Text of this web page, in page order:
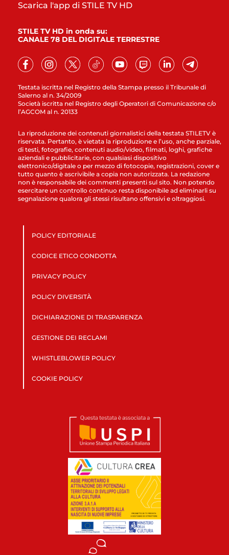
Testata iscritta nel Registro della Stampa presso il Tribunale di
Salerno al n. 34/2009
Società iscritta nel Registro degli Operatori di Comunicazione c/o
l’AGCOM al n. 20133
Scarica l'app di STILE TV HD
STILE TV HD in onda su:
CANALE 78 DEL DIGITALE TERRESTRE
La riproduzione dei contenuti giornalistici della testata STILETV è
riservata. Pertanto, è vietata la riproduzione e l’uso, anche parziale,
di testi, fotografie, contenuti audio/video, filmati, loghi, grafiche
aziendali e pubblicitarie, con qualsiasi dispositivo
elettronico/digitale o per mezzo di fotocopie, registrazioni, cover e
tutto quanto è ascrivibile a copia non autorizzata. La redazione
non è responsabile dei commenti presenti sul sito. Non potendo
esercitare un controllo continuo resta disponibile ad eliminarli su
segnalazione qualora gli stessi risultano offensivi e oltraggiosi.
POLICY EDITORIALE
CODICE ETICO CONDOTTA
PRIVACY POLICY
POLICY DIVERSITÀ
DICHIARAZIONE DI TRASPARENZA
GESTIONE DEI RECLAMI
WHISTLEBLOWER POLICY
COOKIE POLICY